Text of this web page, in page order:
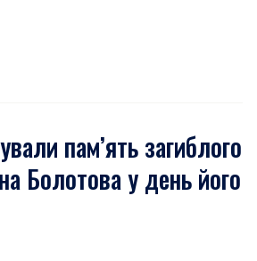
пам’ять загиблого
Болотова у день його